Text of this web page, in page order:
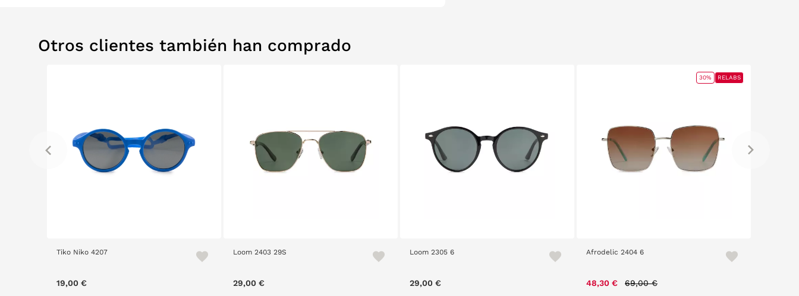
Otros clientes también han comprado
Tiko Niko 4207
19,00 €
Loom 2403 29S
29,00 €
Loom 2305 6
29,00 €
Afrodelic 2404 6
48,30 € 69,00 €
30% RELABS